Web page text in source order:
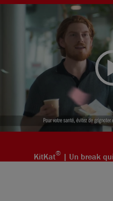
KitKat® | Un break